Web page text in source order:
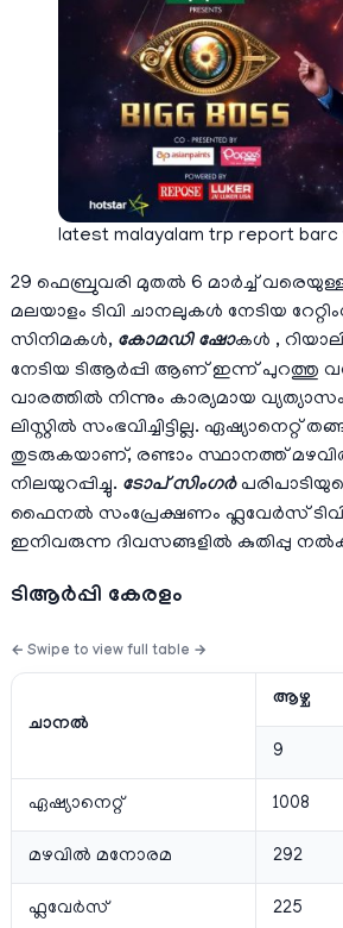
latest malayalam trp report barc
29 ഫെബ്രുവരി മുതല്‍ 6 മാര്‍ച്ച്
മലയാളം ടിവി ചാനലുകള്‍ നേടിയ
സിനിമകള്‍, കോമഡി ഷോകള്‍ ,
നേടിയ ടിആര്‍പ്പി ആണ് ഇന്ന് പുറത്തു
വാരത്തില്‍ നിന്നും കാര്യമായ
ലിസ്റ്റില്‍ സംഭവിച്ചിട്ടില്ല. ഏഷ്യാനെറ്റ്‌
തുടരുകയാണ്, രണ്ടാം സ്ഥാനത്ത്
നിലയുറപ്പിച്ചു. ടോപ്‌ സിംഗര്‍
ഫൈനല്‍ സംപ്രേക്ഷണം ഫ്ലവേര്‍സ്
ഇനിവരുന്ന ദിവസങ്ങളില്‍ കുതിപ്പു
ടിആര്‍പ്പി കേരളം
ചാനല്‍
ആഴ്ച
9
ഏഷ്യാനെറ്റ്‌ 1008
മഴവില്‍ മനോരമ 292
ഫ്ലവേര്‍സ് 225